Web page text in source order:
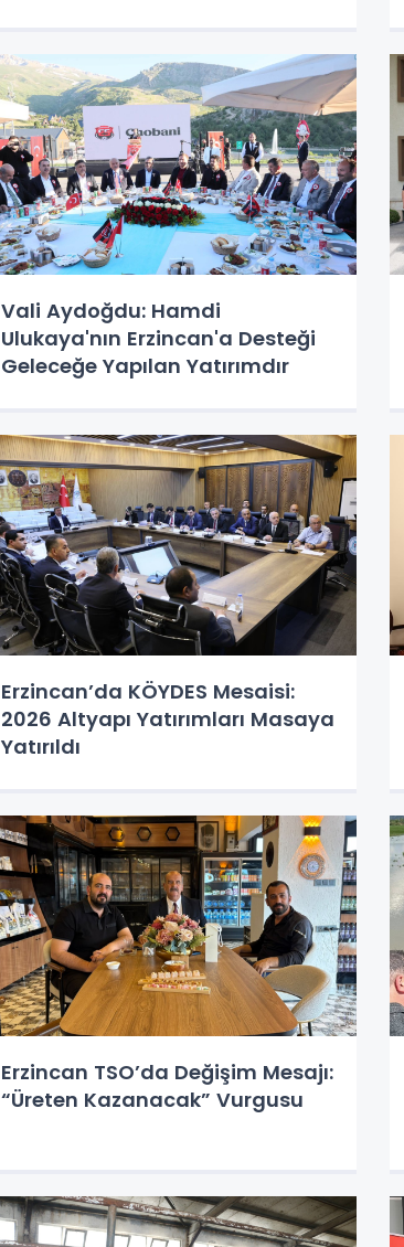
Vali Aydoğdu: Hamdi
Ulukaya'nın Erzincan'a Desteği
Geleceğe Yapılan Yatırımdır
Erzincan’da KÖYDES Mesaisi:
2026 Altyapı Yatırımları Masaya
Yatırıldı
Erzincan TSO’da Değişim Mesajı:
“Üreten Kazanacak” Vurgusu